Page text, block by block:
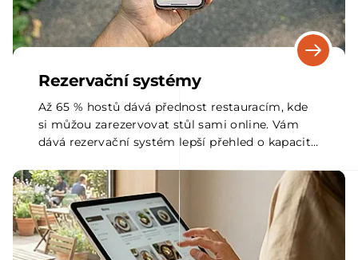
Rezervační systémy
Až 65 % hostů dává přednost restauracím, kde
si můžou zarezervovat stůl sami online. Vám
dává rezervační systém lepší přehled o kapacitě